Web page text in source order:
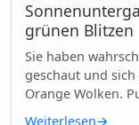
grünen Blitzen
Sie haben
geschaut und
Orange Wolken.
Weiterlesen→